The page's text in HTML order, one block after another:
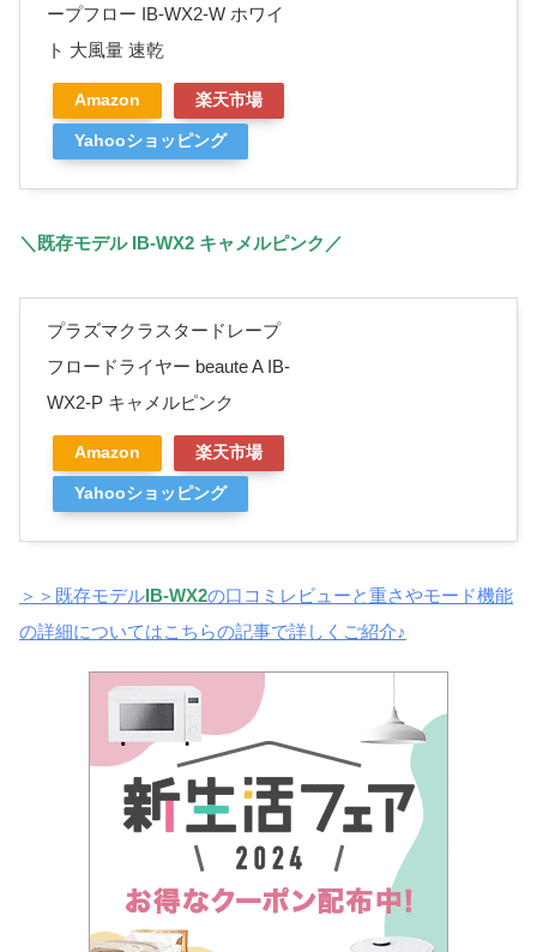
ープフロー IB-WX2-W ホワイ
ト 大風量 速乾
Amazon 楽天市場
Yahooショッピング
＼既存モデル IB-WX2 キャメルピンク／
プラズマクラスタードレープ
フロードライヤー beaute A IB-
WX2-P キャメルピンク
Amazon 楽天市場
Yahooショッピング
＞＞既存モデルIB-WX2の口コミレビューと重さやモード機能
の詳細についてはこちらの記事で詳しくご紹介♪